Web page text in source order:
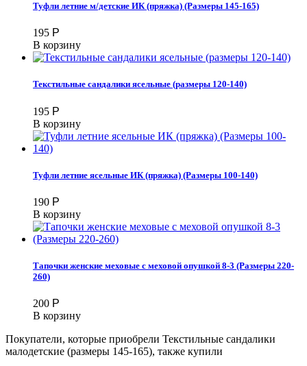
Туфли летние м/детские ИК (пряжка) (Размеры 145-165)
195 Р
В корзину
Текстильные сандалики ясельные (размеры 120-140)
195 Р
В корзину
Туфли летние ясельные ИК (пряжка) (Размеры 100-140)
190 Р
В корзину
Тапочки женские меховые с меховой опушкой 8-3 (Размеры 220-
260)
200 Р
В корзину
Покупатели, которые приобрели Текстильные сандалики
малодетские (размеры 145-165), также купили